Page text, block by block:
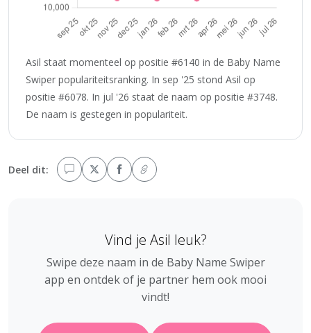
Asil staat momenteel op positie #6140 in de Baby Name
Swiper populariteitsranking. In sep '25 stond Asil op
positie #6078. In jul '26 staat de naam op positie #3748.
De naam is gestegen in populariteit.
Deel dit:
Vind je Asil leuk?
Swipe deze naam in de Baby Name Swiper
app en ontdek of je partner hem ook mooi
vindt!